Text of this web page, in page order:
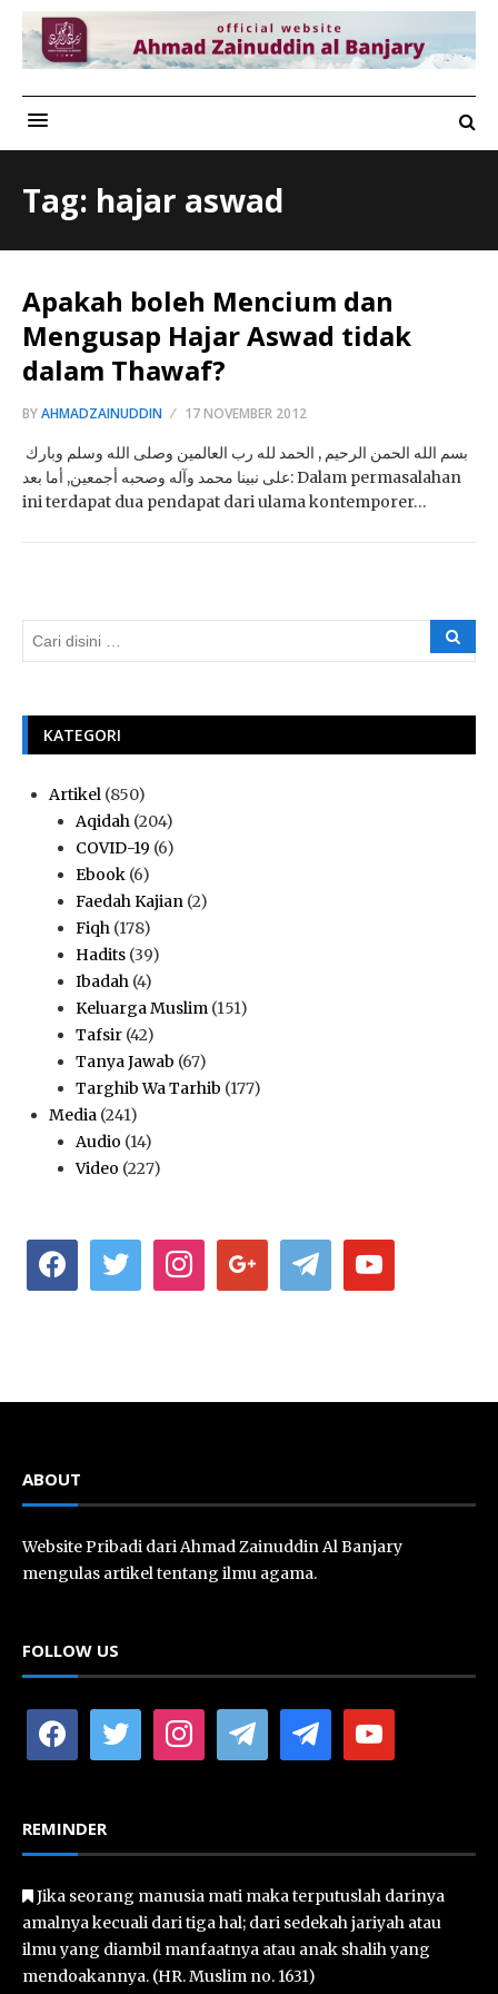
Tag: hajar aswad
Apakah boleh Mencium dan
Mengusap Hajar Aswad tidak
dalam Thawaf?
BYAHMADZAINUDDIN 17 NOVEMBER 2012
على نبينا محمد وآله وصحبه أجمعين, أما بعد: Dalam permasalahan
ini terdapat dua pendapat dari ulama kontemporer…
KATEGORI
Artikel (850)
Aqidah (204)
COVID-19 (6)
Ebook (6)
Faedah Kajian (2)
Fiqh (178)
Hadits (39)
Ibadah (4)
Keluarga Muslim (151)
Tafsir (42)
Tanya Jawab (67)
Targhib Wa Tarhib (177)
Media (241)
Audio (14)
Video (227)
facebook twitter instagramgoogle telegram youtube
ABOUT
Website Pribadi dari Ahmad Zainuddin Al Banjary
mengulas artikel tentang ilmu agama.
FOLLOW US
facebook twitter instagramtelegram telegram youtube
REMINDER
Jika seorang manusia mati maka terputuslah darinya
amalnya kecuali dari tiga hal; dari sedekah jariyah atau
ilmu yang diambil manfaatnya atau anak shalih yang
mendoakannya. (HR. Muslim no. 1631)